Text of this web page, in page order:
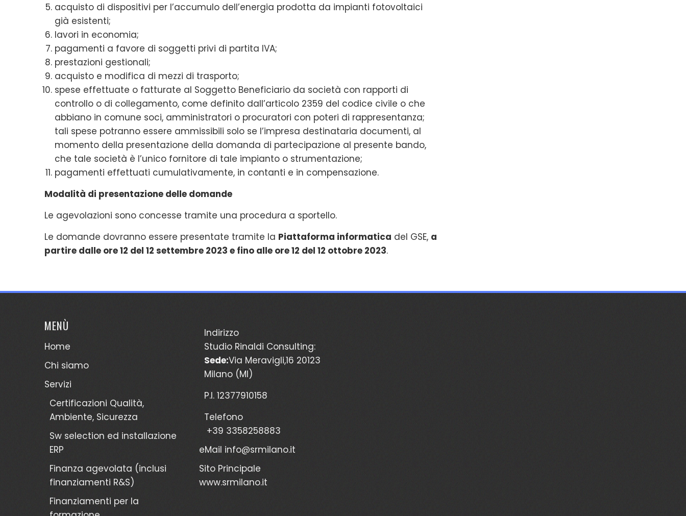
acquisto di dispositivi per l’accumulo dell’energia prodotta da impianti fotovoltaici
già esistenti;
lavori in economia;
pagamenti a favore di soggetti privi di partita IVA;
prestazioni gestionali;
acquisto e modifica di mezzi di trasporto;
spese effettuate o fatturate al Soggetto Beneficiario da società con rapporti di
controllo o di collegamento, come definito dall’articolo 2359 del codice civile o che
abbiano in comune soci, amministratori o procuratori con poteri di rappresentanza;
tali spese potranno essere ammissibili solo se l’impresa destinataria documenti, al
momento della presentazione della domanda di partecipazione al presente bando,
che tale società è l’unico fornitore di tale impianto o strumentazione;
pagamenti effettuati cumulativamente, in contanti e in compensazione.
Modalità di presentazione delle domande
Le agevolazioni sono concesse tramite una procedura a sportello.
Le domande dovranno essere presentate tramite la Piattaforma informatica del GSE, a
partire dalle ore 12 del 12 settembre 2023 e fino alle ore 12 del 12 ottobre 2023.
MENÙ
Home
Chi siamo
Servizi
Certificazioni Qualità,
Ambiente, Sicurezza
Sw selection ed installazione
ERP
Finanza agevolata (inclusi
finanziamenti R&S)
Finanziamenti per la
Indirizzo
Studio Rinaldi Consulting:
Sede:Via Meravigli,16 20123
Milano (MI)
P.I. 12377910158
Telefono
+39 3358258883
eMail info@srmilano.it
Sito Principale
www.srmilano.it